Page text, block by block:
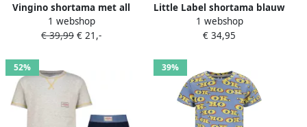
Vingino shortama met all
over print donkerblauw
1 webshop
€ 39,99 € 21,-
Little Label shortama blauw
1 webshop
€ 34,95
52% 39%